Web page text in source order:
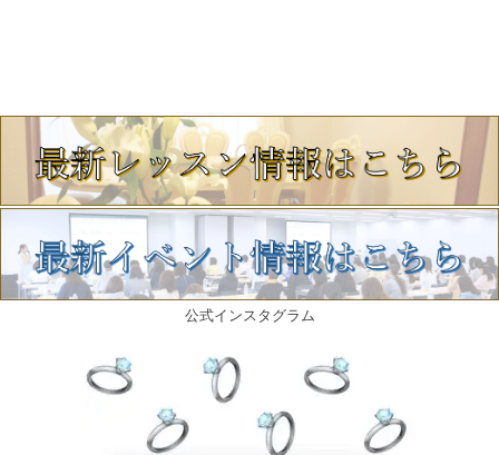
公式インスタグラム